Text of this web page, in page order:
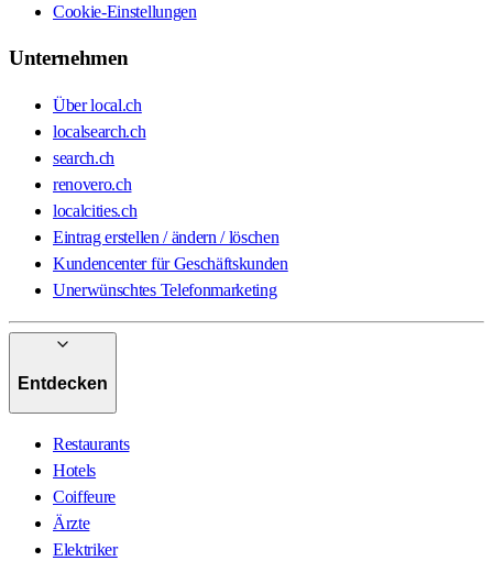
Cookie-Einstellungen
Unternehmen
Über local.ch
localsearch.ch
search.ch
renovero.ch
localcities.ch
Eintrag erstellen / ändern / löschen
Kundencenter für Geschäftskunden
Unerwünschtes Telefonmarketing
Entdecken
Restaurants
Hotels
Coiffeure
Ärzte
Elektriker